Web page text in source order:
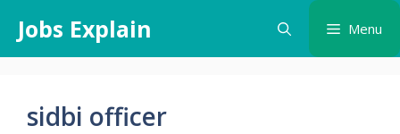
content
Jobs Explain Menu
sidbi officer